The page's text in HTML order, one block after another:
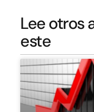
Lee otros
este